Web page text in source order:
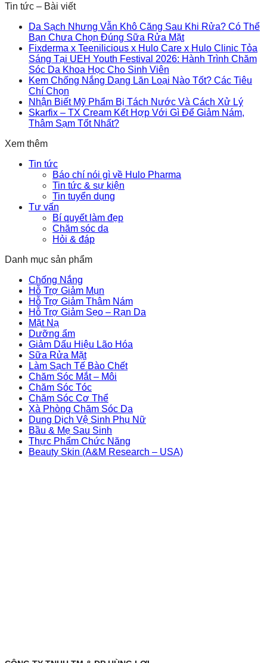
Tin tức – Bài viết
Da Sạch Nhưng Vẫn Khô Căng Sau Khi Rửa? Có Thể
Bạn Chưa Chọn Đúng Sữa Rửa Mặt
Fixderma x Teenilicious x Hulo Care x Hulo Clinic Tỏa
Sáng Tại UEH Youth Festival 2026: Hành Trình Chăm
Sóc Da Khoa Học Cho Sinh Viên
Kem Chống Nắng Dạng Lăn Loại Nào Tốt? Các Tiêu
Chí Chọn
Nhận Biết Mỹ Phẩm Bị Tách Nước Và Cách Xử Lý
Skarfix – TX Cream Kết Hợp Với Gì Để Giảm Nám,
Thâm Sạm Tốt Nhất?
Xem thêm
Tin tức
Báo chí nói gì về Hulo Pharma
Tin tức & sự kiện
Tin tuyển dụng
Tư vấn
Bí quyết làm đẹp
Chăm sóc da
Hỏi & đáp
Danh mục sản phẩm
Chống Nắng
Hỗ Trợ Giảm Mụn
Hỗ Trợ Giảm Thâm Nám
Hỗ Trợ Giảm Sẹo – Rạn Da
Mặt Nạ
Dưỡng ẩm
Giảm Dấu Hiệu Lão Hóa
Sữa Rửa Mặt
Làm Sạch Tế Bào Chết
Chăm Sóc Mắt – Môi
Chăm Sóc Tóc
Chăm Sóc Cơ Thể
Xà Phòng Chăm Sóc Da
Dung Dịch Vệ Sinh Phụ Nữ
Bầu & Mẹ Sau Sinh
Thực Phẩm Chức Năng
Beauty Skin (A&M Research – USA)